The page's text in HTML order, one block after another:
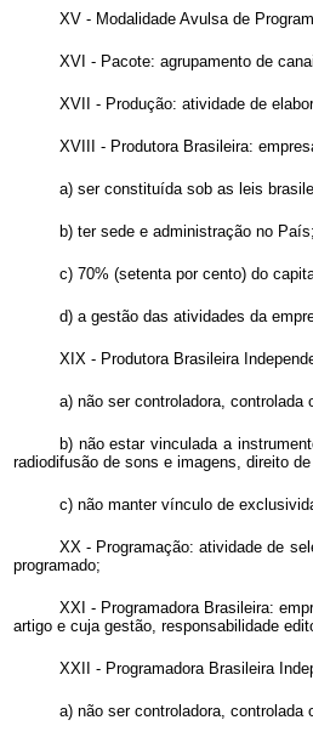
XV - Modalidade Avulsa de
XVI - Pacote: agrupamento de
XVII - Produção: atividade de
XVIII - Produtora Brasileira:
a) ser constituída sob as leis
b) ter sede e administração no País;
c) 70% (setenta por cento) do
d) a gestão das atividades da
XIX - Produtora Brasileira
a) não ser controladora,
b) não estar vinculada a
radiodifusão de sons e imagens, direito
c) não manter vínculo de
XX - Programação: atividade de
programado;
XXI - Programadora Brasileira:
artigo e cuja gestão, responsabilidade
XXII - Programadora Brasileira
a) não ser controladora, controlada